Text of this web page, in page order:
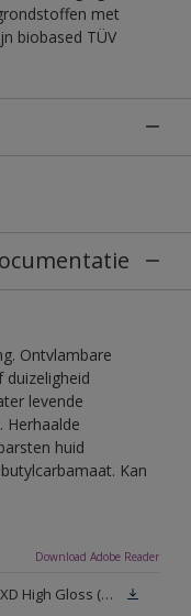
met
biobased TÜV
Ontvlambare
levende
Herhaalde
huid
Kan
Download Adobe Reader
Technisch Informatieblad Rubbol XD High Gloss (PDF)